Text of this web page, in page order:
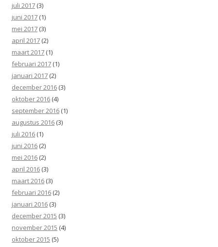
juli 2017 (3)
juni 2017 (1)
mei 2017 (3)
april 2017 (2)
maart 2017 (1)
februari 2017 (1)
januari 2017 (2)
december 2016 (3)
oktober 2016 (4)
september 2016 (1)
augustus 2016 (3)
juli 2016 (1)
juni 2016 (2)
mei 2016 (2)
april 2016 (3)
maart 2016 (3)
februari 2016 (2)
januari 2016 (3)
december 2015 (3)
november 2015 (4)
oktober 2015 (5)